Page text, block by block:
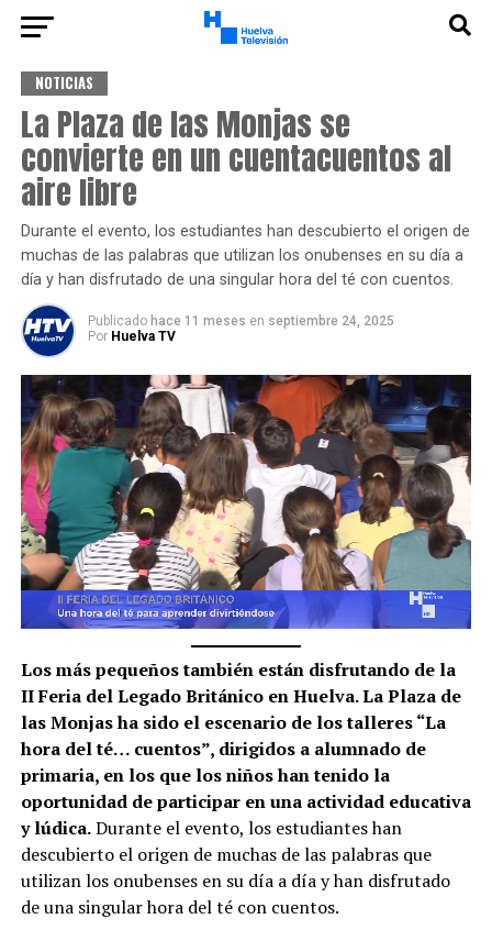
NOTICIAS
La Plaza de las Monjas se
convierte en un cuentacuentos al
aire libre
Durante el evento, los estudiantes han descubierto el origen de
muchas de las palabras que utilizan los onubenses en su día a
día y han disfrutado de una singular hora del té con cuentos.
Publicado hace 11 meses en septiembre 24, 2025
Por Huelva TV
Los más pequeños también están disfrutando de la
II Feria del Legado Británico en Huelva. La Plaza de
las Monjas ha sido el escenario de los talleres “La
hora del té… cuentos”, dirigidos a alumnado de
primaria, en los que los niños han tenido la
oportunidad de participar en una actividad educativa
y lúdica.Durante el evento, los estudiantes han
descubierto el origen de muchas de las palabras que
utilizan los onubenses en su día a día y han disfrutado
de una singular hora del té con cuentos.